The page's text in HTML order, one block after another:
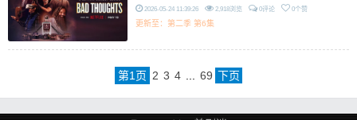
2026-05-24 11:39:26 2,918浏览 0评论 0个赞
更新至：第二季 第6集
第1页 2 3 4 ... 69 下页